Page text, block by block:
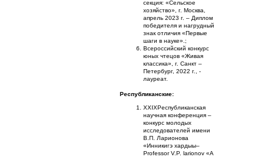
секция: «Сельское
хозяйство», г. Москва,
апрель 2023 г. – Диплом
победителя и нагрудный
знак отличия «Первые
шаги в науке».;
Всероссийский конкурс
юных чтецов «Живая
классика», г. Санкт –
Петербург, 2022 г., -
лауреат.
Республиканские:
XXIХРеспубликанская
научная конференция –
конкурс молодых
исследователей имени
В.П. Ларионова
«Инникигэ хардыы–
Professor V.P. larionov «A